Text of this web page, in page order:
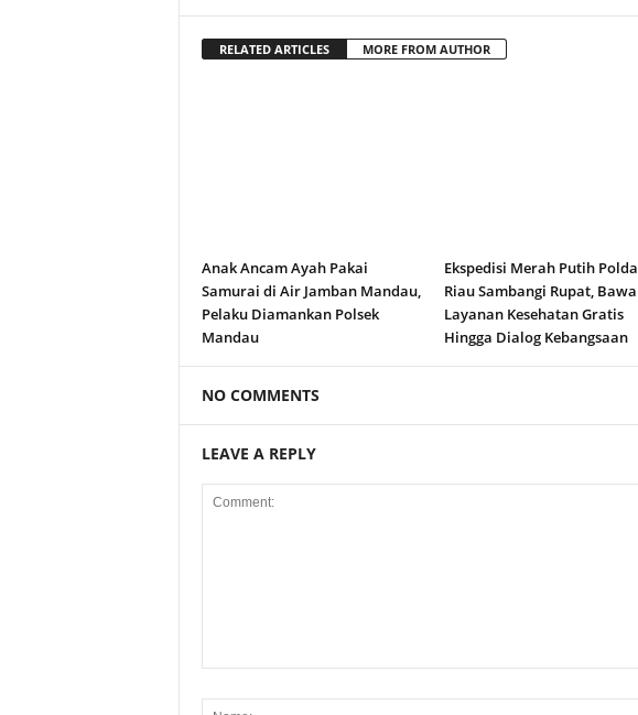
RELATED ARTICLES MORE FROM AUTHOR
Anak Ancam Ayah Pakai
Samurai di Air Jamban Mandau,
Pelaku Diamankan Polsek
Mandau
Ekspedisi Merah Putih Polda
Riau Sambangi Rupat, Bawa
Layanan Kesehatan Gratis
Hingga Dialog Kebangsaan
NO COMMENTS
LEAVE A REPLY